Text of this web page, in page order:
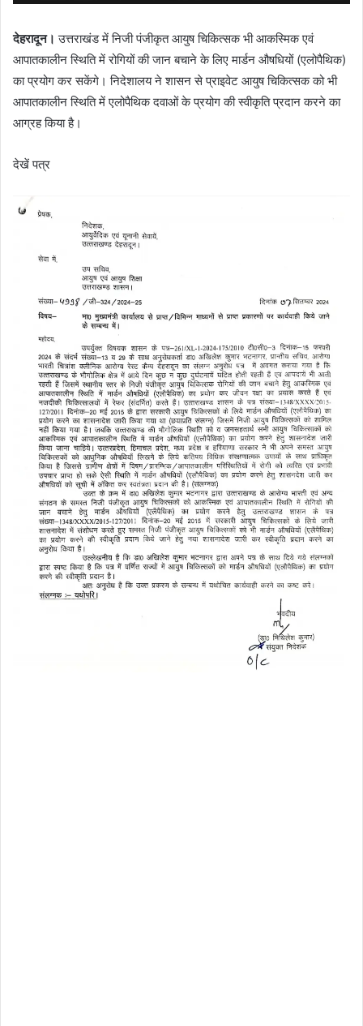
देहरादून। उत्तराखंड में निजी पंजीकृत आयुष चिकित्सक भी आकस्मिक एवं
आपातकालीन स्थिति में रोगियों की जान बचाने के लिए मार्डन औषधियों (एलोपैथिक)
का प्रयोग कर सकेंगे। निदेशालय ने शासन से प्राइवेट आयुष चिकित्सक को भी
आपातकालीन स्थिति में एलोपैथिक दवाओं के प्रयोग की स्वीकृति प्रदान करने का
आग्रह किया है।
देखें पत्र